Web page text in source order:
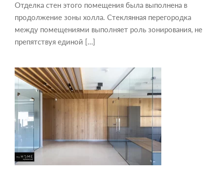
Отделка стен этого помещения была выполнена в
продолжение зоны холла. Стеклянная перегородка
между помещениями выполняет роль зонирования, не
препятствуя единой […]
СТЕНОВЫЕ ПАНЕЛИ ИЗ ШПОНА И
РЕЙКИ НА ПОТОЛКЕ